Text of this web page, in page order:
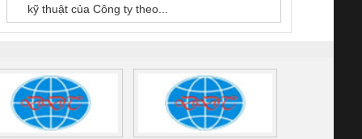
kỹ thuật của Công ty theo...